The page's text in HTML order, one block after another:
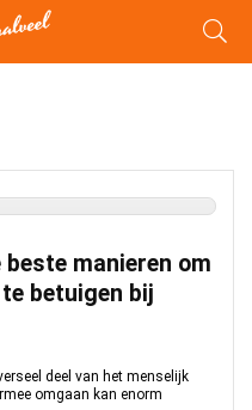
beste manieren om
betuigen bij
deel van het menselijk
omgaan kan enorm